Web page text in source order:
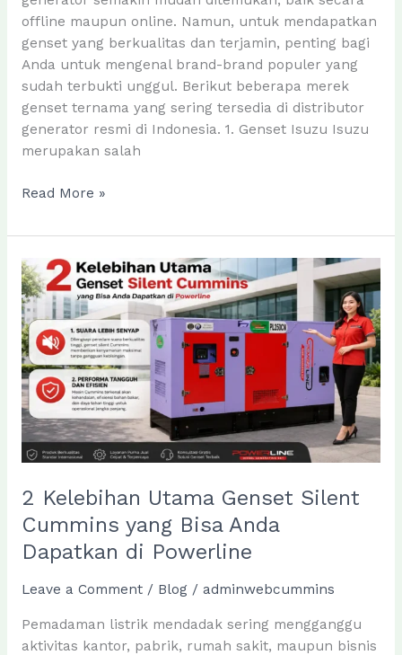
offline maupun online. Namun, untuk mendapatkan
genset yang berkualitas dan terjamin, penting bagi
Anda untuk mengenal brand-brand populer yang
sudah terbukti unggul. Berikut beberapa merek
genset ternama yang sering tersedia di distributor
generator resmi di Indonesia. 1. Genset Isuzu Isuzu
merupakan salah
Brand
Genset
yang
Banyak
Dijumpai
di
Distributor
Generator
Terpercaya
Read More »
2 Kelebihan Utama Genset Silent
Cummins yang Bisa Anda
Dapatkan di Powerline
Leave a Comment / Blog/ adminwebcummins
Pemadaman listrik mendadak sering mengganggu
aktivitas kantor, pabrik, rumah sakit, maupun bisnis